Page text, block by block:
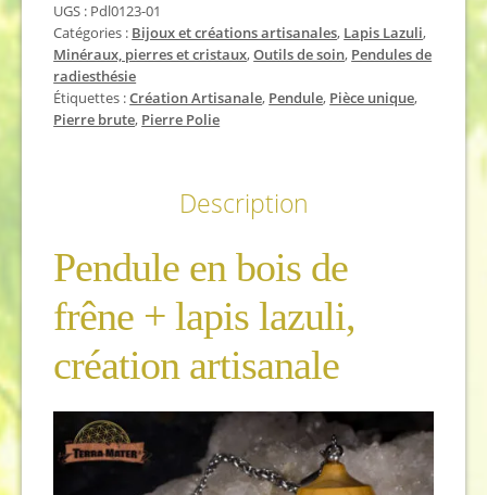
bois
de
frêne
et
lapis
UGS : Pdl0123-01
Catégories : Bijoux et créations artisanales, Lapis Lazuli,
Minéraux, pierres et cristaux,Outils de soin, Pendules de
radiesthésie
Étiquettes :Création Artisanale, Pendule, Pièce unique,
Pierre brute, Pierre Polie
Description
Pendule en bois de
frêne + lapis lazuli,
création artisanale